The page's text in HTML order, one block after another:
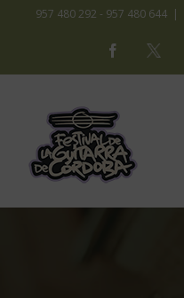
contenido
957 480 292 - 957 480 644 |
Facebook
X